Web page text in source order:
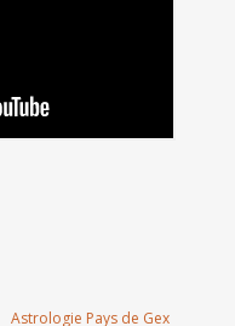
Astrologie Pays de Gex